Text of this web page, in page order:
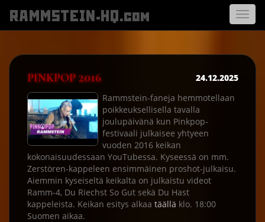
Avaa
RAMMSTEIN-HQ.com
PINKPOP 2016
24.12.2025
Rammstein-faneja hemmotellaan
poikkeuksellisella tavalla
joulupäivänä kun Pinkpop-
festivaali julkaisee yhtyeen
vuoden 2016 keikan
kokonaisuudessaan YouTubessa. Kyseessä on mm.
Zerstören-kappeleen ensimmäinen proshot-julkaisu.
Aiemmin kyseiseltä keikalta on julkaistu videot
Ramm-4, Du Riechst So Gut sekä Du Hast
kappeleista. Keikan esitys alkaa täällä klo. 18:00
Suomen aikaa.